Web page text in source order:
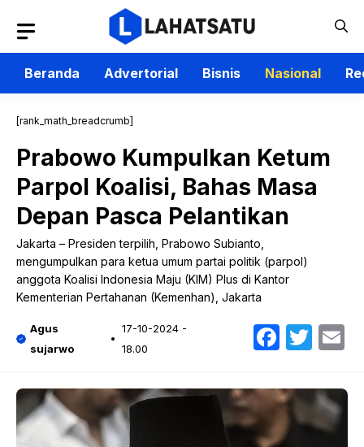
isi
Beranda
Advertorial Bisnis Nasional
[rank_math_breadcrumb]
Prabowo Kumpulkan Ketum
Parpol Koalisi, Bahas Masa
Depan Pasca Pelantikan
Jakarta – Presiden terpilih, Prabowo Subianto,
mengumpulkan para ketua umum partai politik (parpol)
anggota Koalisi Indonesia Maju (KIM) Plus di Kantor
Kementerian Pertahanan (Kemenhan), Jakarta
Agus
sujarwo
17-10-2024 -
18.00